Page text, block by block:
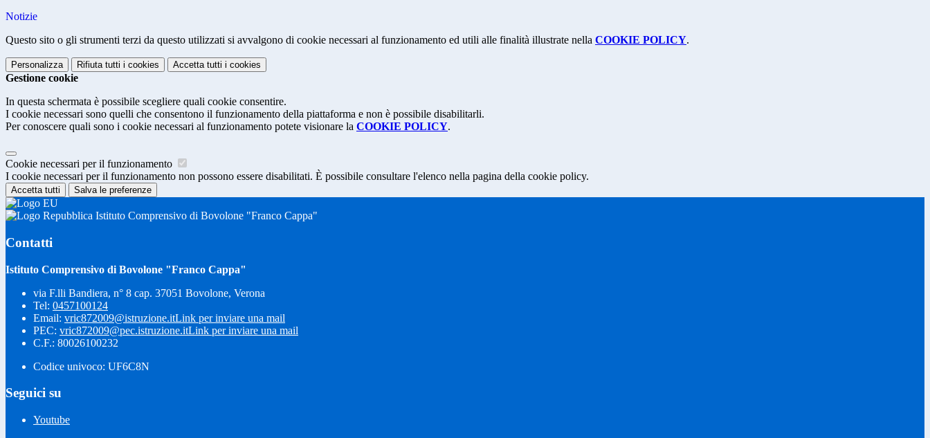
Notizie
Questo sito o gli strumenti terzi da questo utilizzati si avvalgono di cookie necessari al funzionamento ed utili alle finalità illustrate nella COOKIE POLICY.
Personalizza Rifiuta tutti i cookies Accetta tutti i cookies
Gestione cookie
In questa schermata è possibile scegliere quali cookie consentire.
I cookie necessari sono quelli che consentono il funzionamento della piattaforma e non è possibile disabilitarli.
Per conoscere quali sono i cookie necessari al funzionamento potete visionare la COOKIE POLICY.
Cookie necessari per il funzionamento
I cookie necessari per il funzionamento non possono essere disabilitati. È possibile consultare l'elenco nella pagina della cookie policy.
Accetta tutti Salva le preferenze
Istituto Comprensivo di Bovolone "Franco Cappa"
Contatti
Istituto Comprensivo di Bovolone "Franco Cappa"
via F.lli Bandiera, n° 8 cap. 37051 Bovolone, Verona
Tel: 0457100124
Email: vric872009@istruzione.itLink per inviare una mail
PEC: vric872009@pec.istruzione.itLink per inviare una mail
C.F.: 80026100232
Codice univoco: UF6C8N
Seguici su
Youtube